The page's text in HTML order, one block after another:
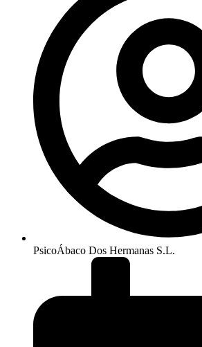
PsicoÁbaco Dos Hermanas S.L.